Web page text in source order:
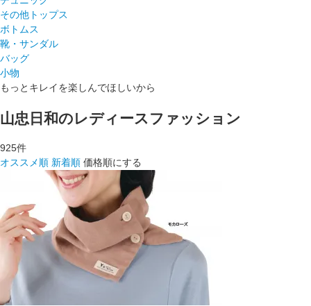
その他トップス
ボトムス
靴・サンダル
バッグ
小物
もっとキレイを楽しんでほしいから
山忠日和のレディースファッション
925件
オススメ順 新着順 価格順にする